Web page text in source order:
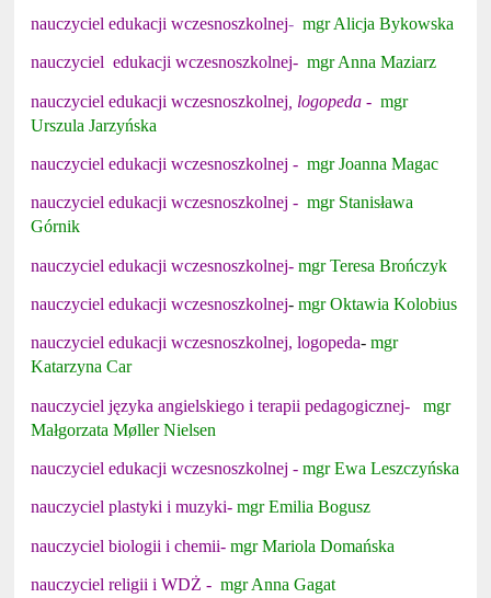
nauczyciel edukacji wczesnoszkolnej- mgr Alicja Bykowska
nauczyciel edukacji wczesnoszkolnej-mgr Anna Maziarz
nauczycieledukacji wczesnoszkolnej , logopeda-mgr
Urszula Jarzyńska
nauczycieledukacji wczesnoszkolnej -mgr Joanna Magac
nauczyciel edukacji wczesnoszkolnej -mgr Stanisława
Górnik
nauczycieledukacji wczesnoszkolnej- mgr Teresa Brończyk
nauczycieledukacji wczesnoszkolnej-mgr Oktawia Kolobius
nauczycieledukacji wczesnoszkolnej, logopeda-mgr
Katarzyna Car
nauczyciel języka angielskiego i terapii pedagogicznej-
mgr
MałgorzataMøller Nielsen
nauczycieledukacji wczesnoszkolnej -mgr Ewa Leszczyńska
nauczyciel plastyki i muzyki-mgr Emilia Bogusz
nauczyciel biologii i chemii-mgr Mariola Domańska
nauczyciel religii i WDŻ -mgr Anna Gagat